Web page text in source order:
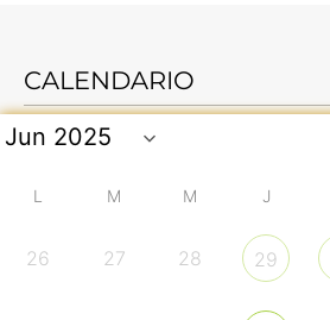
CALENDARIO
L M M J
26 27 28 29